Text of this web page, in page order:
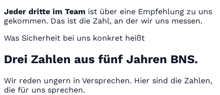
Jeder dritte im Team ist über eine Empfehlung zu uns
gekommen. Das ist die Zahl, an der wir uns messen.
Was Sicherheit bei uns konkret heißt
Drei Zahlen aus fünf Jahren BNS.
Wir reden ungern in Versprechen. Hier sind die Zahlen,
die für uns sprechen.